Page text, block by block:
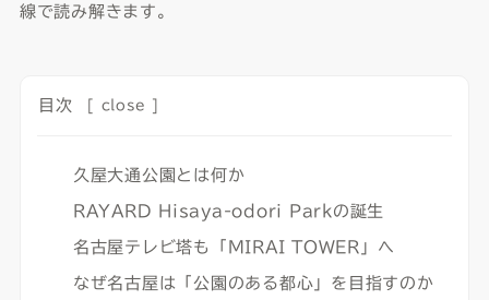
線で読み解きます。
目次 close
久屋大通公園とは何か
RAYARD Hisaya-odori Parkの誕生
名古屋テレビ塔も「MIRAI TOWER」へ
なぜ名古屋は「公園のある都心」を目指すのか